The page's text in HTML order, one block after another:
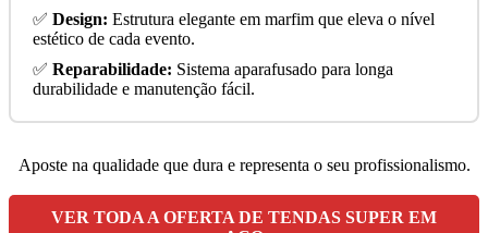
✅ Design: Estrutura elegante em marfim que eleva o nível
estético de cada evento.
✅ Reparabilidade: Sistema aparafusado para longa
durabilidade e manutenção fácil.
Aposte na qualidade que dura e representa o seu profissionalismo.
VER TODA A OFERTA DE TENDAS SUPER EM